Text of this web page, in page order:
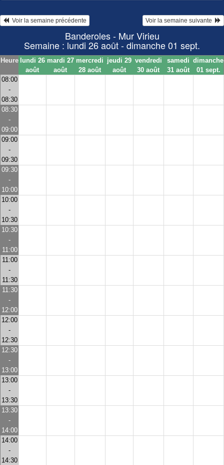
  Voir la semaine précédente
Voir la semaine suivante
Banderoles - Mur Virieu
Semaine : lundi 26 août - dimanche 01 sept.
Heure lundi 26
août
mardi 27
août
mercredi
28 août
jeudi 29
août
vendredi
30 août
samedi
31 août
dimanche
01 sept.
08:00
-
08:30
08:30
-
09:00
09:00
-
09:30
09:30
-
10:00
10:00
-
10:30
10:30
-
11:00
11:00
-
11:30
11:30
-
12:00
12:00
-
12:30
12:30
-
13:00
13:00
-
13:30
13:30
-
14:00
14:00
-
14:30